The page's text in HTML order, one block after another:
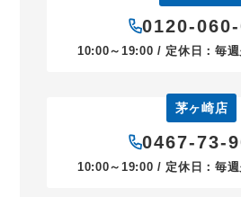
0120-
10:00～19:00 / 定休日：毎週
茅ヶ崎店
0467-73-
10:00～19:00 / 定休日：毎週